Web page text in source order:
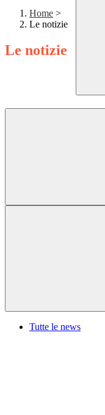
Home >
Le notizie
Le notizie
Tutte le news